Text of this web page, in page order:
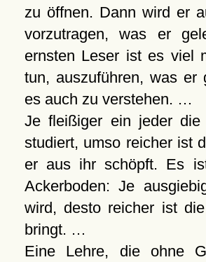
zu öffnen. Dann wird er
vorzutragen, was er
ernsten Leser ist es viel
tun, auszuführen, was er
es auch zu verstehen. …
Je fleißiger ein jeder die
studiert, umso reicher ist
er aus ihr schöpft. Es
Ackerboden: Je
wird, desto reicher ist
bringt. …
Eine Lehre, die ohne